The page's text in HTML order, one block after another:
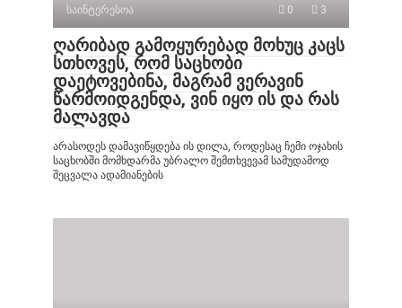
საინტერესოა 0 3
ღარიბად გამოყურებად მოხუც კაცს
სთხოვეს, რომ საცხობი
დაეტოვებინა, მაგრამ ვერავინ
წარმოიდგენდა, ვინ იყო ის და რას
მალავდა
არასოდეს დამავიწყდება ის დილა, როდესაც ჩემი ოჯახის
საცხობში მომხდარმა უბრალო შემთხვევამ სამუდამოდ
შეცვალა ადამიანების